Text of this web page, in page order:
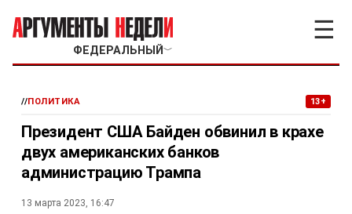
ФЕДЕРАЛЬНЫЙ ﹀
☰
//ПОЛИТИКА 13+
Президент США Байден обвинил в крахе
двух американских банков
администрацию Трампа
13 марта 2023, 16:47